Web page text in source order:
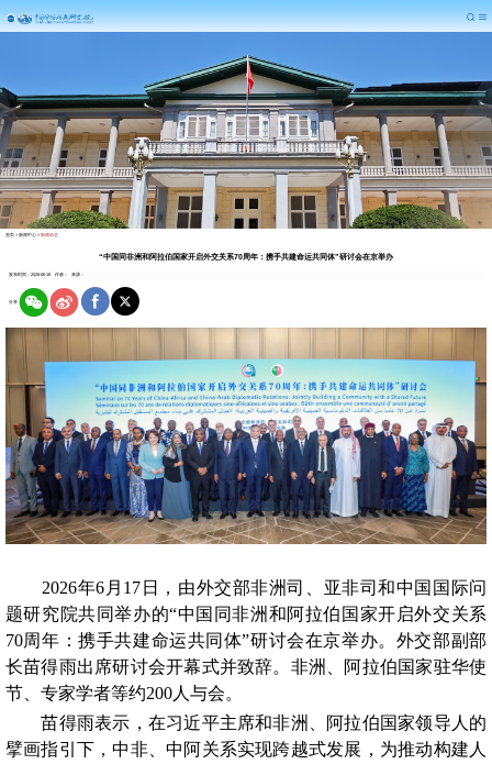
首页 > 新闻中心> 新闻动态
“中国同非洲和阿拉伯国家开启外交关系70周年：携手共建命运共同体”研讨会在京举办
发布时间：2026-06-18 作者： 来源：
分享
2026年6月17日，由外交部非洲司、亚非司和中国国际问
题研究院共同举办的“中国同非洲和阿拉伯国家开启外交关系
70周年：携手共建命运共同体”研讨会在京举办。外交部副部
长苗得雨出席研讨会开幕式并致辞。非洲、阿拉伯国家驻华使
节、专家学者等约200人与会。
苗得雨表示，在习近平主席和非洲、阿拉伯国家领导人的
擘画指引下，中非、中阿关系实现跨越式发展，为推动构建人